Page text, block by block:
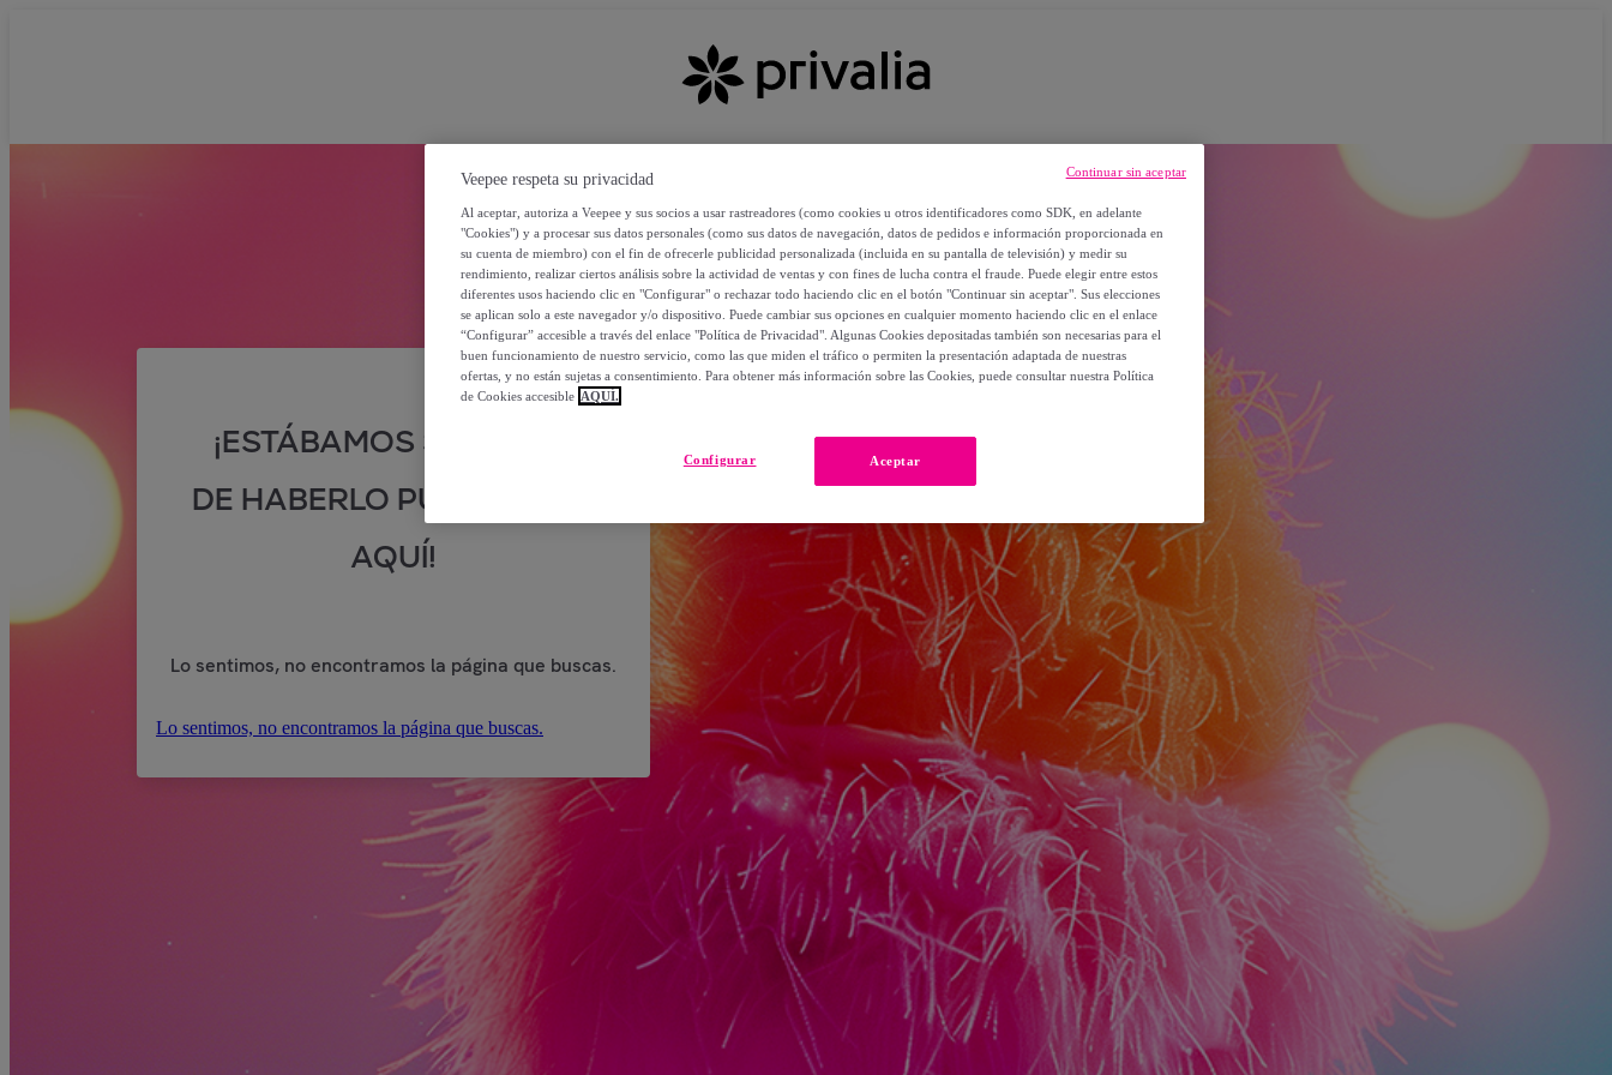
¡ESTÁBAMOS SEGUROS
DE HABERLO PUESTO POR
AQUÍ!
Lo sentimos, no encontramos la página que buscas.
Lo sentimos, no encontramos la página que buscas.
Veepee respeta su privacidad
Al aceptar, autoriza a Veepee y sus socios a usar rastreadores (como cookies u otros identificadores como SDK, en adelante
"Cookies") y a procesar sus datos personales (como sus datos de navegación, datos de pedidos e información proporcionada en
su cuenta de miembro) con el fin de ofrecerle publicidad personalizada (incluida en su pantalla de televisión) y medir su
rendimiento, realizar ciertos análisis sobre la actividad de ventas y con fines de lucha contra el fraude. Puede elegir entre estos
diferentes usos haciendo clic en "Configurar" o rechazar todo haciendo clic en el botón "Continuar sin aceptar". Sus elecciones
se aplican solo a este navegador y/o dispositivo. Puede cambiar sus opciones en cualquier momento haciendo clic en el enlace
“Configurar” accesible a través del enlace "Política de Privacidad". Algunas Cookies depositadas también son necesarias para el
buen funcionamiento de nuestro servicio, como las que miden el tráfico o permiten la presentación adaptada de nuestras
ofertas, y no están sujetas a consentimiento. Para obtener más información sobre las Cookies, puede consultar nuestra Política
de Cookies accesible AQUÍ.
Aceptar
Configurar
Continuar sin aceptar